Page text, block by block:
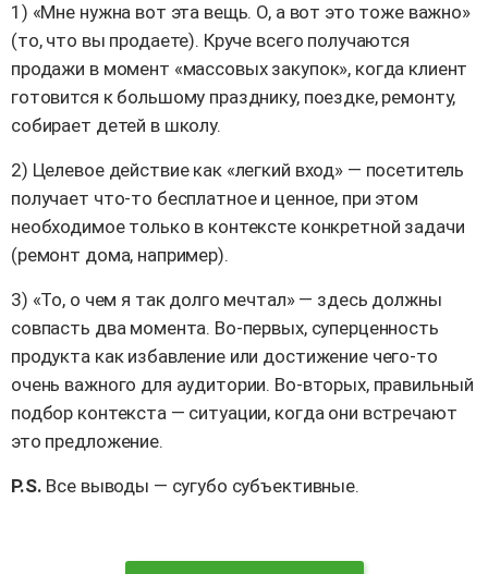
1) «Мне нужна вот эта вещь. О, а вот это тоже важно»
(то, что вы продаете). Круче всего получаются
продажи в момент «массовых закупок», когда клиент
готовится к большому празднику, поездке, ремонту,
собирает детей в школу.
2) Целевое действие как «легкий вход» — посетитель
получает что-то бесплатное и ценное, при этом
необходимое только в контексте конкретной задачи
(ремонт дома, например).
3) «То, о чем я так долго мечтал» — здесь должны
совпасть два момента. Во-первых, суперценность
продукта как избавление или достижение чего-то
очень важного для аудитории. Во-вторых, правильный
подбор контекста — ситуации, когда они встречают
это предложение.
P.S. Все выводы — сугубо субъективные.